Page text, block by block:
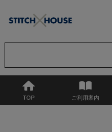
TOP ご利用案内